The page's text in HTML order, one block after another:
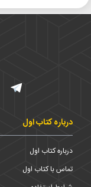
درباره کتاب اول
درباره کتاب اول
تماس با کتاب اول